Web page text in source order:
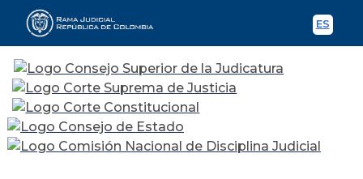
ES